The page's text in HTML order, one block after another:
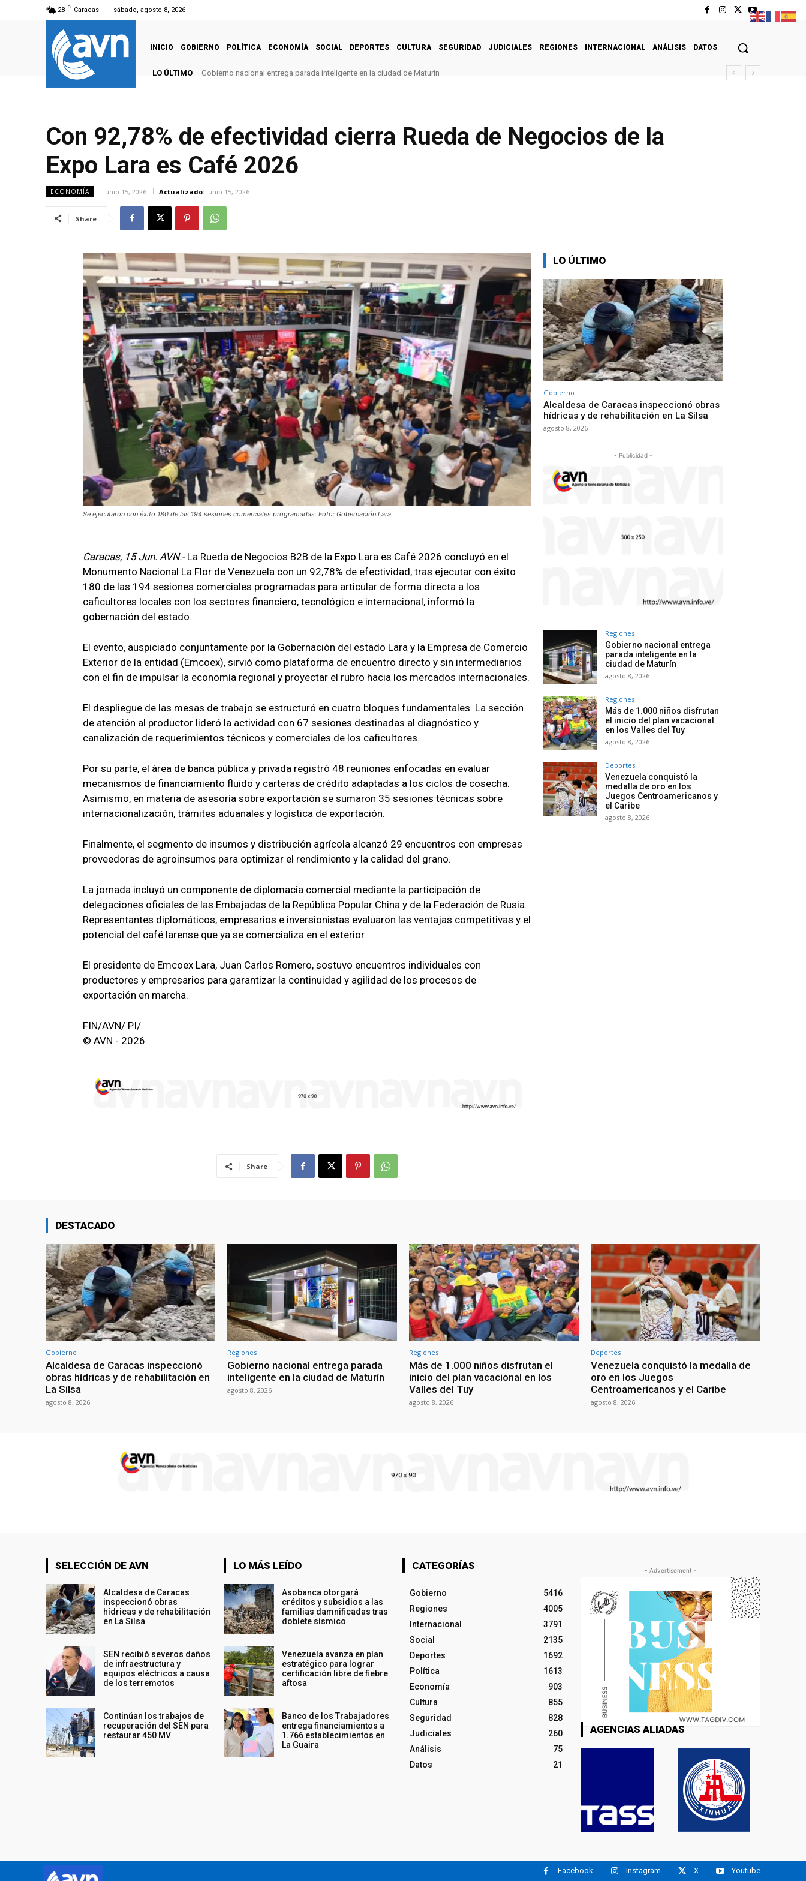
28 C Caracas sábado, agosto 8, 2026
INICIO GOBIERNO POLÍTICA ECONOMÍA SOCIAL DEPORTES CULTURA SEGURIDAD JUDICIALES REGIONES INTERNACIONAL ANÁLISIS DATOS
LO ÚLTIMO Gobierno nacional entrega parada inteligente en la ciudad de Maturín
Con 92,78% de efectividad cierra Rueda de Negocios de la
Expo Lara es Café 2026
ECONOMÍA junio 15, 2026 Actualizado: junio 15, 2026
Share
Se ejecutaron con éxito 180 de las 194 sesiones comerciales programadas. Foto: Gobernación Lara.
Caracas, 15 Jun. AVN.- La Rueda de Negocios B2B de la Expo Lara es Café 2026 concluyó en el
Monumento Nacional La Flor de Venezuela con un 92,78% de efectividad, tras ejecutar con éxito
180 de las 194 sesiones comerciales programadas para articular de forma directa a los
caficultores locales con los sectores financiero, tecnológico e internacional, informó la
gobernación del estado.
El evento, auspiciado conjuntamente por la Gobernación del estado Lara y la Empresa de Comercio
Exterior de la entidad (Emcoex), sirvió como plataforma de encuentro directo y sin intermediarios
con el fin de impulsar la economía regional y proyectar el rubro hacia los mercados internacionales.
El despliegue de las mesas de trabajo se estructuró en cuatro bloques fundamentales. La sección
de atención al productor lideró la actividad con 67 sesiones destinadas al diagnóstico y
canalización de requerimientos técnicos y comerciales de los caficultores.
Por su parte, el área de banca pública y privada registró 48 reuniones enfocadas en evaluar
mecanismos de financiamiento fluido y carteras de crédito adaptadas a los ciclos de cosecha.
Asimismo, en materia de asesoría sobre exportación se sumaron 35 sesiones técnicas sobre
internacionalización, trámites aduanales y logística de exportación.
Finalmente, el segmento de insumos y distribución agrícola alcanzó 29 encuentros con empresas
proveedoras de agroinsumos para optimizar el rendimiento y la calidad del grano.
La jornada incluyó un componente de diplomacia comercial mediante la participación de
delegaciones oficiales de las Embajadas de la República Popular China y de la Federación de Rusia.
Representantes diplomáticos, empresarios e inversionistas evaluaron las ventajas competitivas y el
potencial del café larense que ya se comercializa en el exterior.
El presidente de Emcoex Lara, Juan Carlos Romero, sostuvo encuentros individuales con
productores y empresarios para garantizar la continuidad y agilidad de los procesos de
exportación en marcha.
FIN/AVN/ PI/
© AVN - 2026
Share
LO ÚLTIMO
Gobierno
Alcaldesa de Caracas inspeccionó obras
hídricas y de rehabilitación en La Silsa
agosto 8, 2026
- Publicidad -
Regiones
Gobierno nacional entrega
parada inteligente en la
ciudad de Maturín
agosto 8, 2026
Regiones
Más de 1.000 niños disfrutan
el inicio del plan vacacional
en los Valles del Tuy
agosto 8, 2026
Deportes
Venezuela conquistó la
medalla de oro en los
Juegos Centroamericanos y
el Caribe
agosto 8, 2026
DESTACADO
Gobierno
Alcaldesa de Caracas inspeccionó
obras hídricas y de rehabilitación en
La Silsa
agosto 8, 2026
Regiones
Gobierno nacional entrega parada
inteligente en la ciudad de Maturín
agosto 8, 2026
Regiones
Más de 1.000 niños disfrutan el
inicio del plan vacacional en los
Valles del Tuy
agosto 8, 2026
Deportes
Venezuela conquistó la medalla de
oro en los Juegos
Centroamericanos y el Caribe
agosto 8, 2026
SELECCIÓN DE AVN
Alcaldesa de Caracas
inspeccionó obras
hídricas y de rehabilitación
en La Silsa
SEN recibió severos daños
de infraestructura y
equipos eléctricos a causa
de los terremotos
Continúan los trabajos de
recuperación del SEN para
restaurar 450 MV
LO MÁS LEÍDO
Asobanca otorgará
créditos y subsidios a las
familias damnificadas tras
doblete sísmico
Venezuela avanza en plan
estratégico para lograr
certificación libre de fiebre
aftosa
Banco de los Trabajadores
entrega financiamientos a
1.766 establecimientos en
La Guaira
CATEGORÍAS
Gobierno
5416
Regiones
4005
Internacional
3791
Social
2135
Deportes
1692
Política
1613
Economía
903
Cultura
855
Seguridad
828
Judiciales
260
Análisis
75
Datos
21
- Advertisement -
AGENCIAS ALIADAS
Facebook Instagram X Youtube